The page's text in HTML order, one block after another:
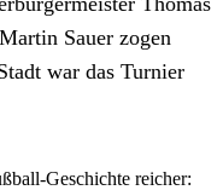
Sauer zogen
war das Turnier
Geschichte reicher: